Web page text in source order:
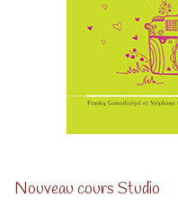
Nouveau cours Studio